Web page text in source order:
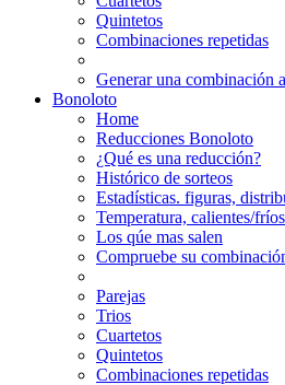
Quintetos
Combinaciones repetidas
Generar una combinación
Bonoloto
Home
Reducciones Bonoloto
¿Qué es una reducción?
Histórico de sorteos
Estadísticas. figuras,
Temperatura, calientes/fríos
Los qúe mas salen
Compruebe su
Parejas
Trios
Cuartetos
Quintetos
Combinaciones repetidas